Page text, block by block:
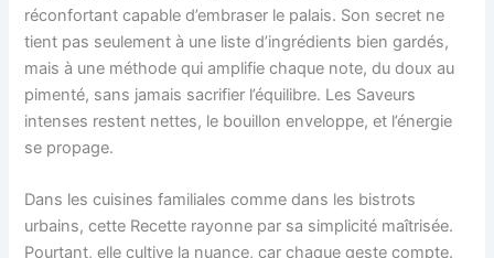
réconfortant capable d’embraser le palais. Son secret ne
tient pas seulement à une liste d’ingrédients bien gardés,
mais à une méthode qui amplifie chaque note, du doux au
pimenté, sans jamais sacrifier l’équilibre. Les Saveurs
intenses restent nettes, le bouillon enveloppe, et l’énergie
se propage.
Dans les cuisines familiales comme dans les bistrots
urbains, cette Recette rayonne par sa simplicité maîtrisée.
Pourtant, elle cultive la nuance, car chaque geste compte.